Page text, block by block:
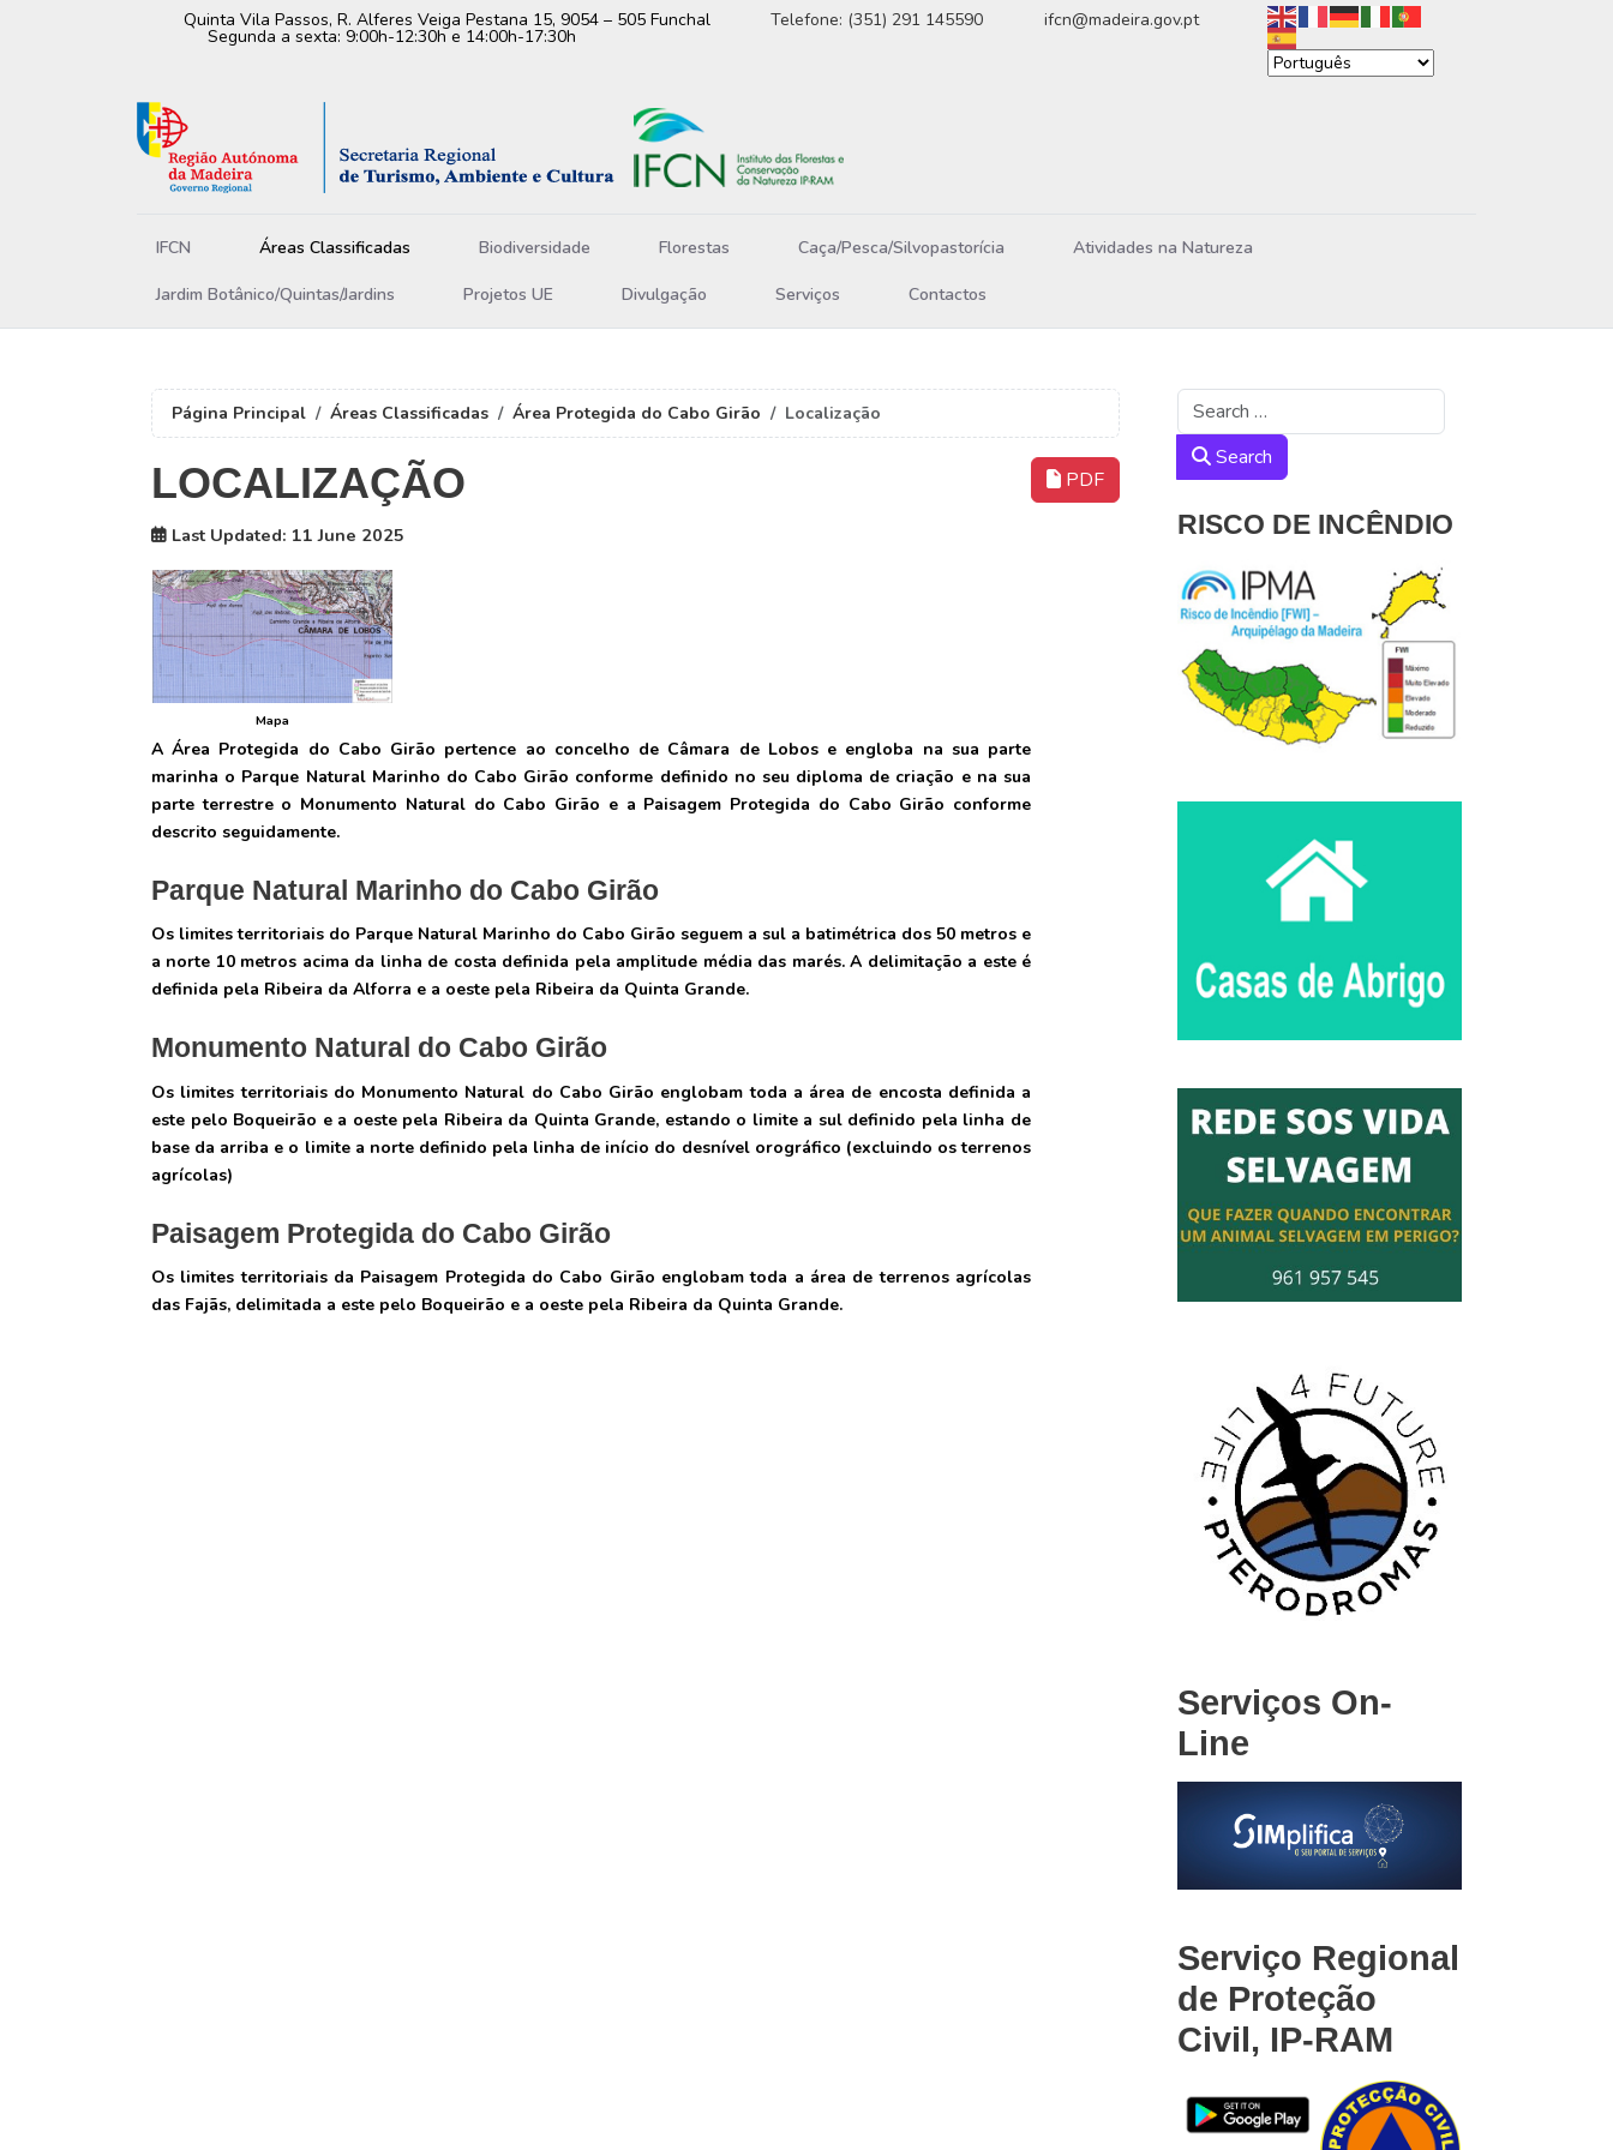
Quinta Vila Passos, R. Alferes Veiga Pestana 15, 9054 – 505 Funchal Telefone: (351) 291 145590 ifcn@madeira.gov.pt
Segunda a sexta: 9:00h-12:30h e 14:00h-17:30h
IFCN Áreas Classificadas Biodiversidade Florestas Caça/Pesca/Silvopastorícia Atividades na Natureza
Jardim Botânico/Quintas/Jardins Projetos UE Divulgação Serviços Contactos
Página Principal Áreas Classificadas Área Protegida do Cabo Girão Localização
PDF
LOCALIZAÇÃO
Last Updated: 11 June 2025
Mapa
A Área Protegida do Cabo Girão pertence ao concelho de Câmara de Lobos e engloba na sua parte
marinha o Parque Natural Marinho do Cabo Girão conforme definido no seu diploma de criação e na sua
parte terrestre o Monumento Natural do Cabo Girão e a Paisagem Protegida do Cabo Girão conforme
descrito seguidamente.
Parque Natural Marinho do Cabo Girão
Os limites territoriais do Parque Natural Marinho do Cabo Girão seguem a sul a batimétrica dos 50 metros e
a norte 10 metros acima da linha de costa definida pela amplitude média das marés. A delimitação a este é
definida pela Ribeira da Alforra e a oeste pela Ribeira da Quinta Grande.
Monumento Natural do Cabo Girão
Os limites territoriais do Monumento Natural do Cabo Girão englobam toda a área de encosta definida a
este pelo Boqueirão e a oeste pela Ribeira da Quinta Grande, estando o limite a sul definido pela linha de
base da arriba e o limite a norte definido pela linha de início do desnível orográfico (excluindo os terrenos
agrícolas)
Paisagem Protegida do Cabo Girão
Os limites territoriais da Paisagem Protegida do Cabo Girão englobam toda a área de terrenos agrícolas
das Fajãs, delimitada a este pelo Boqueirão e a oeste pela Ribeira da Quinta Grande.
Search
Search
RISCO DE INCÊNDIO
Serviços On-
Line
Serviço Regional
de Proteção
Civil, IP-RAM